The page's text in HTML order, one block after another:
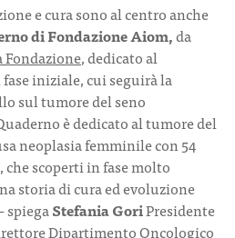
e cura sono al centro anche
di Fondazione Aiom,da
, dedicato al
iniziale, cui seguirà la
sul tumore del seno
è dedicato al tumore del
neoplasia femminile con 54
scoperti in fase molto
storia di cura ed evoluzione
spiegaStefania GoriPresidente
Dipartimento Oncologico